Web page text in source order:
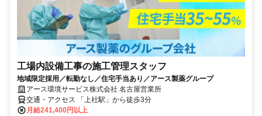
工場内設備工事の施工管理スタッフ
地域限定採用／転勤なし／住宅手当あり／アース製薬グループ
アース環境サービス株式会社 名古屋営業所
交通・アクセス 「上社駅」から徒歩3分
月給241,400円以上